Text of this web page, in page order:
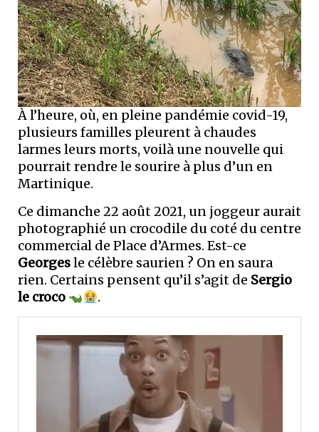
À l’heure, où, en pleine pandémie covid-19,
plusieurs familles pleurent à chaudes
larmes leurs morts, voilà une nouvelle qui
pourrait rendre le sourire à plus d’un en
Martinique.
Ce dimanche 22 août 2021, un joggeur aurait
photographié un crocodile du coté du centre
commercial de Place d’Armes. Est-ce
Georgesle célèbre saurien ? On en saura
rien. Certains pensent qu’il s’agit de Sergio
le croco
.